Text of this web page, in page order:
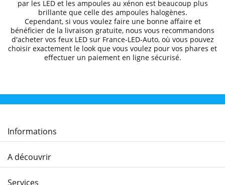
par les LED et les ampoules au xénon est beaucoup plus
brillante que celle des ampoules halogènes.
Cependant, si vous voulez faire une bonne affaire et
bénéficier de la livraison gratuite, nous vous recommandons
d'acheter vos feux LED sur France-LED-Auto, où vous pouvez
choisir exactement le look que vous voulez pour vos phares et
effectuer un paiement en ligne sécurisé.
Informations
A découvrir
Services